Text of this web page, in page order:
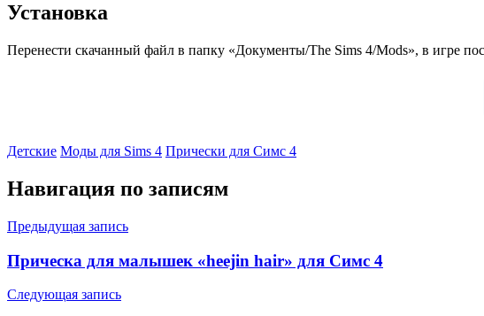
Установка
Перенести скачанный файл в папку «Документы/The Sims 4/Mods», в игре
Детские Моды для Sims 4 Прически для Симс 4
Навигация по записям
Предыдущая запись
Прическа для малышек «heejin hair» для Симс 4
Следующая запись